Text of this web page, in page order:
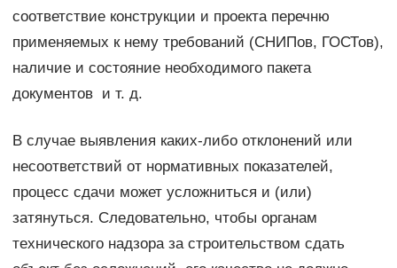
соответствие конструкции и проекта перечню
применяемых к нему требований (СНИПов, ГОСТов),
наличие и состояние необходимого пакета
документов и т. д.
В случае выявления каких-либо отклонений или
несоответствий от нормативных показателей,
процесс сдачи может усложниться и (или)
затянуться. Следовательно, чтобы органам
технического надзора за строительством сдать